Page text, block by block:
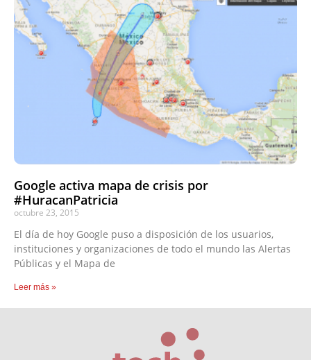
Google activa mapa de crisis por
#HuracanPatricia
octubre 23, 2015
El día de hoy Google puso a disposición de los usuarios,
instituciones y organizaciones de todo el mundo las Alertas
Públicas y el Mapa de
Leer más »